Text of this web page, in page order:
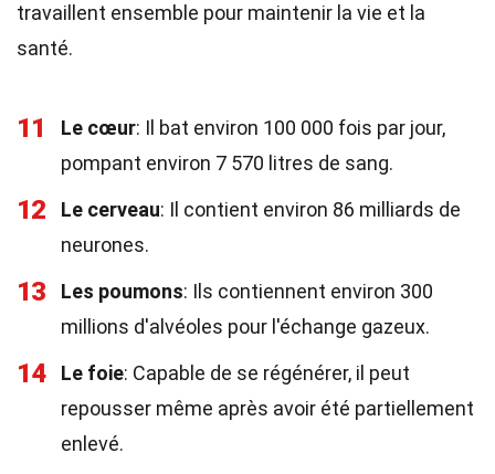
travaillent ensemble pour maintenir la vie et la
santé.
11 Le cœur: Il bat environ 100 000 fois par jour,
pompant environ 7 570 litres de sang.
12 Le cerveau: Il contient environ 86 milliards de
neurones.
13 Les poumons: Ils contiennent environ 300
millions d'alvéoles pour l'échange gazeux.
14 Le foie: Capable de se régénérer, il peut
repousser même après avoir été partiellement
enlevé.